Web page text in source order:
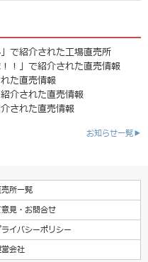
で紹介された工場直売所
！」で紹介された直売情報
た直売情報
介された直売情報
された直売情報
お知らせ一覧▶
所一覧
見・お問合せ
イバシーポリシー
会社